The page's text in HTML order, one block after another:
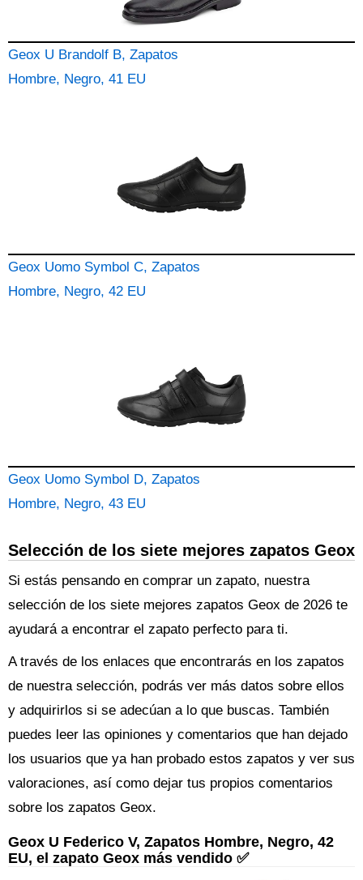
Geox U Brandolf B, Zapatos
Hombre, Negro, 41 EU
Geox Uomo Symbol C, Zapatos
Hombre, Negro, 42 EU
Geox Uomo Symbol D, Zapatos
Hombre, Negro, 43 EU
Selección de los siete mejores zapatos Geox
Si estás pensando en comprar un zapato, nuestra
selección de los siete mejores zapatos Geox de 2026 te
ayudará a encontrar el zapato perfecto para ti.
A través de los enlaces que encontrarás en los zapatos
de nuestra selección, podrás ver más datos sobre ellos
y adquirirlos si se adecúan a lo que buscas. También
puedes leer las opiniones y comentarios que han dejado
los usuarios que ya han probado estos zapatos y ver sus
valoraciones, así como dejar tus propios comentarios
sobre los zapatos Geox.
Geox U Federico V, Zapatos Hombre, Negro, 42
EU, el zapato Geox más vendido ✅